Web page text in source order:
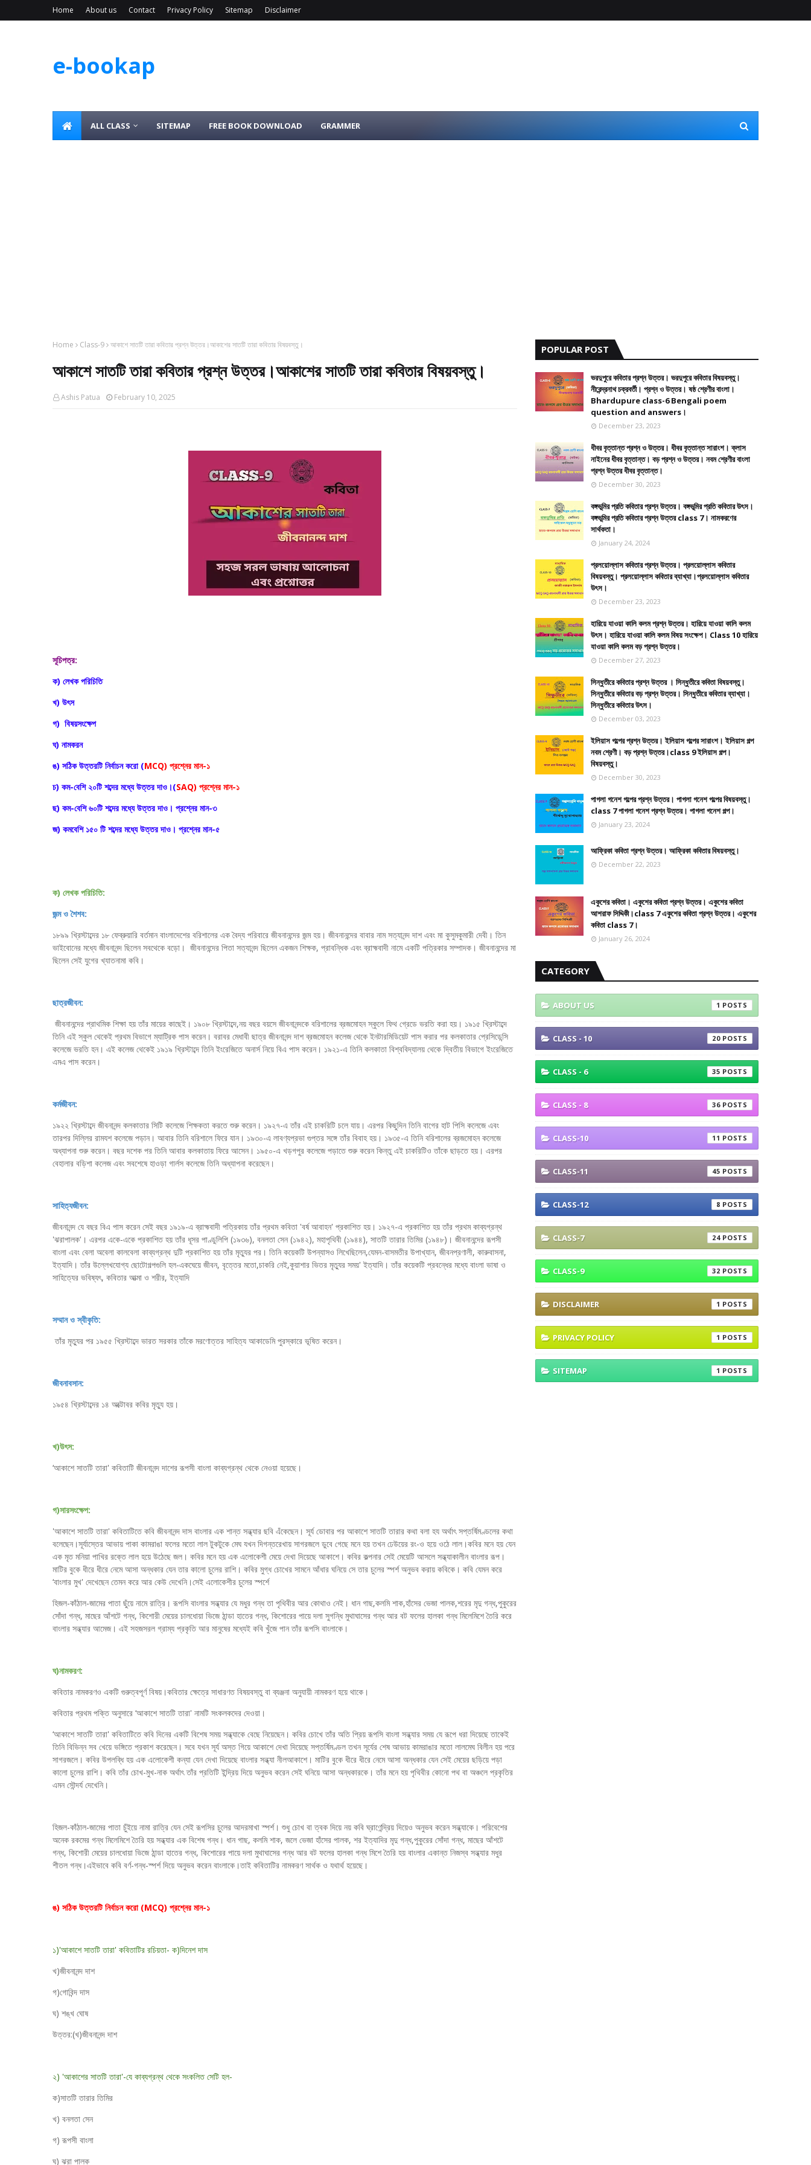
Home About us Contact Privacy Policy Sitemap Disclaimer
e-bookap
ALL CLASS SITEMAP FREE BOOK DOWNLOAD GRAMMER
Home Class-9 আকাশে সাতটি তারা কবিতার প্রশ্ন উত্তর।আকাশের সাতটি তারা কবিতার বিষয়বস্তু।
আকাশে সাতটি তারা কবিতার প্রশ্ন উত্তর।আকাশের সাতটি তারা কবিতার বিষয়বস্তু।
Ashis Patua February 10, 2025
সূচিপত্র:
ক) লেখক পরিচিতি
খ) উৎস
গ) বিষয়সংক্ষেপ
ঘ) নামকরন
ঙ) সঠিক উত্তরটি নির্বাচন করো (MCQ) প্রশ্নের মান-১
চ) কম-বেশি ২০টি শব্দের মধ্যে উত্তর দাও।(SAQ) প্রশ্নের মান-১
ছ) কম-বেশি ৬০টি শব্দের মধ্যে উত্তর দাও। প্রশ্নের মান-৩
জ) কমবেশি ১৫০ টি শব্দের মধ্যে উত্তর দাও। প্রশ্নের মান-৫
ক) লেখক পরিচিতি:
জন্ম ও শৈশব:
১৮৯৯ খ্রিস্টাব্দের ১৮ ফেব্রুয়ারি বর্তমান বাংলাদেশের বরিশালের এক বৈদ্য পরিবারে জীবনানন্দের জন্ম হয়। জীবনানন্দের বাবার নাম সত্যানন্দ দাশ এবং মা কুসুমকুমারী দেবী। তিন
ভাইবোনের মধ্যে জীবনানন্দ ছিলেন সবথেকে বড়ো। জীবনানন্দের পিতা সত্যানন্দ ছিলেন একজন শিক্ষক, প্রাবন্ধিক এবং ব্রাহ্মবাদী নামে একটি পত্রিকার সম্পাদক। জীবনানন্দের মা
ছিলেন সেই যুগের খ্যাতনামা কবি।
ছাত্রজীবন:
জীবনানন্দের প্রাথমিক শিক্ষা হয় তাঁর মায়ের কাছেই। ১৯০৮ খ্রিস্টাব্দে,নয় বছর বয়সে জীবনানন্দকে বরিশালের ব্রজমোহন স্কুলে ফিথ গ্রেডে ভরতি করা হয়। ১৯১৫ খ্রিস্টাব্দে
তিনি এই স্কুল থেকেই প্রথম বিভাগে ম্যাট্রিক পাস করেন। বরাবর মেধাবী ছাত্র জীবনানন্দ দাশ ব্রজমোহন কলেজ থেকে ইনটারমিডিয়েট পাস করার পর কলকাতার প্রেসিডেন্সি
কলেজে ভরতি হন। এই কলেজ থেকেই ১৯১৯ খ্রিস্টাব্দে তিনি ইংরেজিতে অনার্স নিয়ে বিএ পাস করেন। ১৯২১-এ তিনি কলকাতা বিশ্ববিদ্যালয় থেকে দ্বিতীয় বিভাগে ইংরেজিতে
এমএ পাস করেন।
কর্মজীবন:
১৯২২ খ্রিস্টাব্দে জীবনানন্দ কলকাতার সিটি কলেজে শিক্ষকতা করতে শুরু করেন। ১৯২৭-এ তাঁর এই চাকরিটি চলে যায়। এরপর কিছুদিন তিনি বাগের হাট পিসি কলেজে এবং
তারপর দিল্লির রামযশ কলেজে পড়ান। আবার তিনি বরিশালে ফিরে যান। ১৯৩০-এ লাবণ্যপ্রভা গুপ্তর সঙ্গে তাঁর বিবাহ হয়। ১৯৩৫-এ তিনি বরিশালের ব্রজমোহন কলেজে
অধ্যাপনা শুরু করেন। বছর দশেক পর তিনি আবার কলকাতায় ফিরে আসেন। ১৯৫০-এ খড়গপুর কলেজে পড়াতে শুরু করেন কিন্তু এই চাকরিটিও তাঁকে ছাড়তে হয়। এরপর
বেহালার বড়িশা কলেজ এবং সবশেষে হাওড়া গার্লস কলেজে তিনি অধ্যাপনা করেছেন।
সাহিত্যজীবন:
জীবনানন্দ যে বছর বিএ পাস করেন সেই বছর ১৯১৯-এ ব্রাহ্মবাদী পত্রিকায় তাঁর প্রথম কবিতা 'বর্ষ আবাহন' প্রকাশিত হয়। ১৯২৭-এ প্রকাশিত হয় তাঁর প্রথম কাব্যগ্রন্থ
'ঝরাপালক'। এরপর একে-একে প্রকাশিত হয় তাঁর ধূসর পাণ্ডুলিপি (১৯৩৬), বনলতা সেন (১৯৪২), মহাপৃথিবী (১৯৪৪), সাতটি তারার তিমির (১৯৪৮)। জীবনানন্দের রূপসী
বাংলা এবং বেলা অবেলা কালবেলা কাব্যগ্রন্থ দুটি প্রকাশিত হয় তাঁর মৃত্যুর পর। তিনি কয়েকটি উপন্যাসও লিখেছিলেন,যেমন-বাসমতীর উপাখ্যান, জীবনপ্রণালী, কারুবাসনা,
ইত্যাদি। তাঁর উল্লেখযোগ্য ছোটোগল্পগুলি হল-একঘেয়ে জীবন, বৃত্তের মতো,চাকরি নেই,কুয়াশার ভিতর মৃত্যুর সময়' ইত্যাদি। তাঁর কয়েকটি প্রবন্ধের মধ্যে বাংলা ভাষা ও
সাহিত্যের ভবিষ্যৎ, কবিতার আত্মা ও শরীর, ইত্যাদি
সম্মান ও স্বীকৃতি:
তাঁর মৃত্যুর পর ১৯৫৫ খ্রিস্টাব্দে ভারত সরকার তাঁকে মরণোত্তর সাহিত্য আকাডেমি পুরস্কারে ভূষিত করেন।
জীবনাবসান:
১৯৫৪ খ্রিস্টাব্দের ১৪ অক্টোবর কবির মৃত্যু হয়।
খ)উৎস:
‘আকাশে সাতটি তারা' কবিতাটি জীবনানন্দ দাশের রূপসী বাংলা কাব্যগ্রন্থ থেকে নেওয়া হয়েছে।
গ)সারসংক্ষেপ:
'আকাশে সাতটি তারা' কবিতাটিতে কবি জীবনানন্দ দাস বাংলার এক শান্ত সন্ধ্যার ছবি এঁকেছেন। সূর্য ডোবার পর আকাশে সাতটি তারার কথা বলা হয অর্থাৎ সপ্তর্ষিমণ্ডলের কথা
বলেছেন।সূর্যাস্তের আভায় পাকা কামরাঙা ফলের মতো লাল টুকটুকে মেঘ যখন দিগন্তরেখায় সাগরজলে ডুবে গেছে মনে হয় তখন ঢেউয়ের রং-ও হয়ে ওঠে লাল।কবির মনে হয় যেন
এক মৃত মনিয়া পাখির রক্তে লাল হয়ে উঠেছে জল। কবির মনে হয় এক এলোকেশী মেয়ে দেখা দিয়েছে আকাশে। কবির কল্পনার সেই মেয়েটি আসলে সন্ধ্যাকালীন বাংলার রূপ।
মাটির বুকে ধীরে ধীরে নেমে আসা অন্ধকার যেন তার কালো চুলের রাশি। কবির মুগ্ধ চোখের সামনে আঁধার ঘনিয়ে সে তার চুলের স্পর্শ অনুভব করায় কবিকে। কবি যেমন করে
‘বাংলার মুখ' দেখেছেন তেমন করে আর কেউ দেখেনি।সেই এলোকেশীর চুলের স্পর্শে
হিজল-কাঁঠাল-জামের পাতা ছুঁয়ে নামে রাত্রি। রূপসি বাংলার সন্ধ্যার যে মধুর গন্ধ তা পৃথিবীর আর কোথাও নেই। ধান গাছ,কলমি শাক,হাঁসের ভেজা পালক,শরের মৃদু গন্ধ,পুকুরের
সোঁদা গন্ধ, মাছের আঁশটে গন্ধ, কিশোরী মেয়ের চালধোয়া ভিজে ঠান্ডা হাতের গন্ধ, কিশোরের পায়ে দলা সুগন্ধি মুথাঘাসের গন্ধ আর বট ফলের হালকা গন্ধ মিলেমিশে তৈরি করে
বাংলার সন্ধ্যার আমেজ। এই সহজসরল গ্রাম্য প্রকৃতি আর মানুষের মধ্যেই কবি খুঁজে পান তাঁর রূপসি বাংলাকে।
ঘ)নামকরণ:
কবিতার নামকরণও একটি গুরুত্বপূর্ণ বিষয়।কবিতার ক্ষেত্রে সাধারণত বিষয়বস্তু বা ব্যঞ্জনা অনুযায়ী নামকরণ হয়ে থাকে।
কবিতার প্রথম পক্তি অনুসারে ‘আকাশে সাতটি তারা' নামটি সংকলকদের দেওয়া।
‘আকাশে সাতটি তারা' কবিতাটিতে কবি দিনের একটি বিশেষ সময় সন্ধ্যাকে বেছে নিয়েছেন। কবির চোখে তাঁর অতি প্রিয় রূপসি বাংলা সন্ধ্যার সময় যে রূপে ধরা দিয়েছে তাকেই
তিনি বিভিন্ন সব খেয়ে ভঙ্গিতে প্রকাশ করেছেন। সবে যখন সূর্য অস্ত গিয়ে আকাশে দেখা দিয়েছে সপ্তর্ষিমণ্ডল তখন সূর্যের শেষ আভায় কামরাঙার মতো লালমেঘ বিলীন হয় পরে
সাগরজলে। কবির উপলব্ধি হয় এক এলোকেশী কন্যা যেন দেখা দিয়েছে বাংলার সন্ধ্যা নীলআকাশে। মাটির বুকে ধীরে ধীরে নেমে আসা অন্ধকার যেন সেই মেয়ের ছড়িয়ে পড়া
কালো চুলের রাশি। কবি তাঁর চোখ-মুখ-নাক অর্থাৎ তাঁর প্রতিটি ইন্দ্রিয় দিয়ে অনুভব করেন সেই ঘনিয়ে আসা অন্ধকারকে। তাঁর মনে হয় পৃথিবীর কোনো পথ বা অঞ্চলে প্রকৃতির
এমন সৌন্দর্য দেখেনি।
হিজল-কাঁঠাল-জামের পাতা চুঁইয়ে নামা রাত্রি যেন সেই রূপসির চুলের আদরমাখা স্পর্শ। শুধু চোখ বা ত্বক দিয়ে নয় কবি ঘ্রাণেন্দ্রিয় দিয়েও অনুভব করেন সন্ধ্যাকে। পরিবেশের
অনেক রকমের গন্ধ মিলেমিশে তৈরি হয় সন্ধ্যার এক বিশেষ গন্ধ। ধান গাছ, কলমি শাক, জলে ভেজা হাঁসের পালক, শর ইত্যাদির মৃদু গন্ধ,পুকুরের সোঁদা গন্ধ, মাছের আঁশটে
গন্ধ, কিশোরী মেয়ের চালধোয়া ভিজে ঠান্ডা হাতের গন্ধ, কিশোরের পায়ে দলা মুথাঘাসের গন্ধ আর বট ফলের হালকা গন্ধ মিশে তৈরি হয় বাংলার একান্ত নিজস্ব সন্ধ্যার মধুর
শীতল গন্ধ।এইভাবে কবি বর্ণ-গন্ধ-স্পর্শ দিয়ে অনুভব করেন বাংলাকে।তাই কবিতাটির নামকরণ সার্থক ও যথার্থ হয়েছে।
ঙ) সঠিক উত্তরটি নির্বাচন করো (MCQ) প্রশ্নের মান-১
১)'আকাশে সাতটি তারা' কবিতাটির রচিয়তা- ক)দিনেশ দাস
খ)জীবনানন্দ দাশ
গ)গোবিন্দ দাস
ঘ) শঙ্খ ঘোষ
উত্তর:(খ)জীবনানন্দ দাশ
২) 'আকাশের সাতটি তারা'-যে কাব্যগ্রন্থ থেকে সংকলিত সেটি হল-
ক)সাতটি তারার তিমির
খ) বনলতা সেন
গ) রূপসী বাংলা
ঘ) ঝরা পালক
POPULAR POST
ভরদুপুরে কবিতার প্রশ্ন উত্তর। ভরদুপুরে কবিতার বিষয়বস্তু।
নীরেন্দ্রনাথ চক্রবর্তী। প্রশ্ন ও উত্তর। ষষ্ঠ শ্রেণীর বাংলা।
Bhardupure class-6 Bengali poem
question and answers।
December 23, 2023
ধীবর বৃত্তান্ত প্রশ্ন ও উত্তর। ধীবর বৃত্তান্ত সারাংশ। ক্লাস
নাইনের ধীবর বৃত্তান্ত। বড় প্রশ্ন ও উত্তর। নবম শ্রেণীর বাংলা
প্রশ্ন উত্তর ধীবর বৃত্তান্ত।
December 30, 2023
বঙ্গভূমির প্রতি কবিতার প্রশ্ন উত্তর। বঙ্গভূমির প্রতি কবিতার উৎস।
বঙ্গভূমির প্রতি কবিতার প্রশ্ন উত্তর class 7। নামকরণের
সার্থকতা।
January 24, 2024
প্রলয়োল্লাস কবিতার প্রশ্ন উত্তর। প্রলয়োল্লাস কবিতার
বিষয়বস্তু। প্রলয়োল্লাস কবিতার ব্যাখ্যা।প্রলয়োল্লাস কবিতার
উৎস।
December 23, 2023
হারিয়ে যাওয়া কালি কলম প্রশ্ন উত্তর। হারিয়ে যাওয়া কালি কলম
উৎস। হারিয়ে যাওয়া কালি কলম বিষয় সংক্ষেপ। Class 10 হারিয়ে
যাওয়া কালি কলম বড় প্রশ্ন উত্তর।
December 27, 2023
সিন্ধুতীরে কবিতার প্রশ্ন উত্তর । সিন্ধুতীরে কবিতা বিষয়বস্তু।
সিন্ধুতীরে কবিতার বড় প্রশ্ন উত্তর। সিন্ধুতীরে কবিতার ব্যাখ্যা।
সিন্ধুতীরে কবিতার উৎস।
December 03, 2023
ইলিয়াস গল্পের প্রশ্ন উত্তর। ইলিয়াস গল্পের সারাংশ। ইলিয়াস গল্প
নবম শ্রেণী। বড় প্রশ্ন উত্তর।class 9 ইলিয়াস গল্প।
বিষয়বস্তু।
December 30, 2023
পাগলা গনেশ গল্পের প্রশ্ন উত্তর। পাগলা গনেশ গল্পের বিষয়বস্তু।
class 7 পাগলা গনেশ প্রশ্ন উত্তর। পাগলা গনেশ গল্প।
January 23, 2024
আফ্রিকা কবিতা প্রশ্ন উত্তর। আফ্রিকা কবিতার বিষয়বস্তু।
December 22, 2023
একুশের কবিতা। একুশের কবিতা প্রশ্ন উত্তর। একুশের কবিতা
আশরাফ সিদ্দিকী।class 7 একুশের কবিতা প্রশ্ন উত্তর। একুশের
কবিতা class 7।
January 26, 2024
CATEGORY
ABOUT US 1
CLASS - 10 20
CLASS - 6 35
CLASS - 8 36
CLASS-10 11
CLASS-11 45
CLASS-12 8
CLASS-7 24
CLASS-9 32
DISCLAIMER 1
PRIVACY POLICY 1
SITEMAP 1